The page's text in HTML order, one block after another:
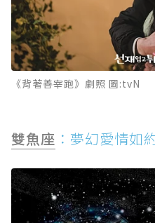
《背著善宰跑》劇照 圖:tvN
雙魚座 ：夢幻愛情如